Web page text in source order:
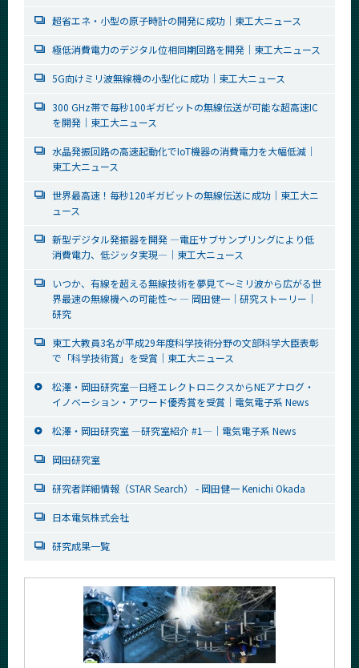
超省エネ・小型の原子時計の開発に成功│東工大ニュース
極低消費電力のデジタル位相同期回路を開発│東工大ニュース
5G向けミリ波無線機の小型化に成功│東工大ニュース
300 GHz帯で毎秒100ギガビットの無線伝送が可能な超高速IC
を開発│東工大ニュース
水晶発振回路の高速起動化でIoT機器の消費電力を大幅低減│
東工大ニュース
世界最高速！毎秒120ギガビットの無線伝送に成功│東工大ニ
ュース
新型デジタル発振器を開発 ―電圧サブサンプリングにより低
消費電力、低ジッタ実現―│東工大ニュース
いつか、有線を超える無線技術を夢見て～ミリ波から広がる世
界最速の無線機への可能性～ ― 岡田健一│研究ストーリー｜
研究
東工大教員3名が平成29年度科学技術分野の文部科学大臣表彰
で「科学技術賞」を受賞│東工大ニュース
松澤・岡田研究室―日経エレクトロニクスからNEアナログ・
イノベーション・アワード優秀賞を受賞｜電気電子系 News
松澤・岡田研究室 ―研究室紹介 #1―│電気電子系 News
岡田研究室
研究者詳細情報（STAR Search） - 岡田健一 Kenichi Okada
日本電気株式会社
研究成果一覧